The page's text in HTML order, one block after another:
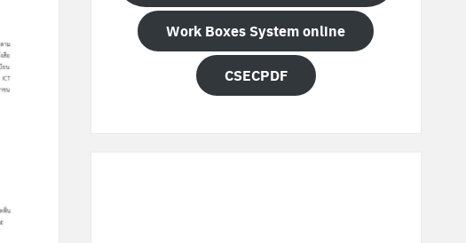
Work Boxes System online
CSECPDF